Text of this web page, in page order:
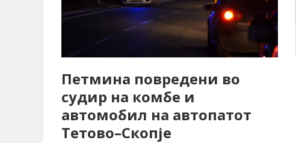
Петмина повредени во
судир на комбе и
автомобил на автопатот
Тетово–Скопје